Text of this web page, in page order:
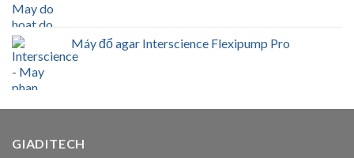
Máy đổ agar Interscience Flexipump Pro
GIADITECH